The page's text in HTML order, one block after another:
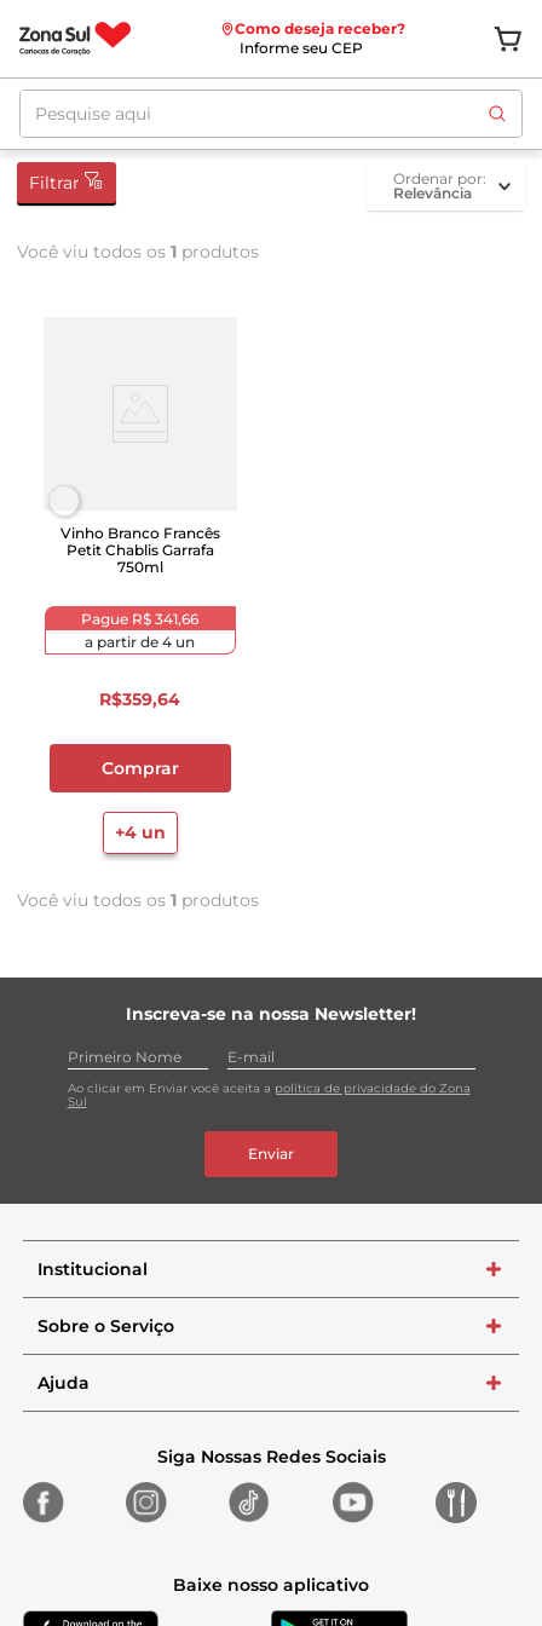
Como deseja receber?
Informe seu CEP
Pesquise aqui
Filtrar
ordenar por
Relevância
Você viu todos os 1 produtos
Vinho Branco Francês
Petit Chablis Garrafa
750ml
Pague R$ 341,66
a partir de 4 un
R$359,64
Comprar
+4un
Você viu todos os 1 produtos
Inscreva-se na nossa Newsletter!
Ao clicar em Enviar você aceita a política de privacidade do Zona
Sul
Enviar
Institucional +
Sobre o Serviço +
Ajuda +
Siga Nossas Redes Sociais
Baixe nosso aplicativo